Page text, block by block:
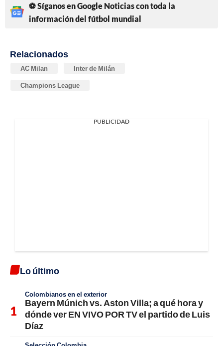
⚽ Síganos en Google Noticias con toda la
información del fútbol mundial
Relacionados
AC Milan Inter de Milán
Champions League
PUBLICIDAD
Lo último
Colombianos en el exterior
Bayern Múnich vs. Aston Villa; a qué hora y
dónde ver EN VIVO POR TV el partido de Luis
Díaz